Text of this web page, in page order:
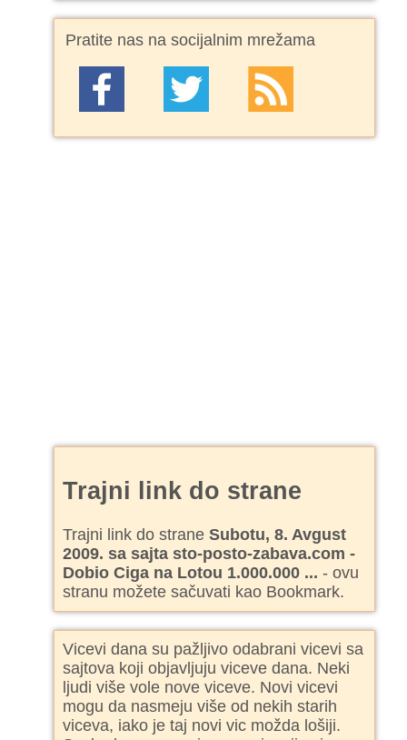
Pratite nas na socijalnim mrežama
Trajni link do strane
Trajni link do straneSubotu, 8. Avgust
2009. sa sajta sto-posto-zabava.com -
Dobio Ciga na Lotou 1.000.000 ... - ovu
stranu možete sačuvati kao Bookmark.
Vicevi dana su pažljivo odabrani vicevi sa
sajtova koji objavljuju viceve dana. Neki
ljudi više vole nove viceve. Novi vicevi
mogu da nasmeju više od nekih starih
viceva, iako je taj novi vic možda lošiji.